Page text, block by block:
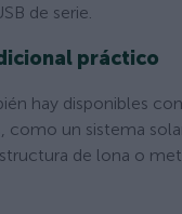
de serie.
práctico
hay disponibles
como un sistema
de lona o